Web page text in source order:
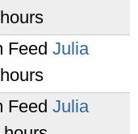
Feed Julia
Feed Julia